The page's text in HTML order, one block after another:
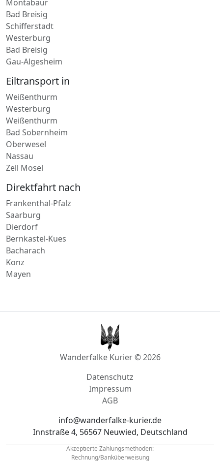
Montabaur
Bad Breisig
Schifferstadt
Westerburg
Bad Breisig
Gau-Algesheim
Eiltransport in
Weißenthurm
Westerburg
Weißenthurm
Bad Sobernheim
Oberwesel
Nassau
Zell Mosel
Direktfahrt nach
Frankenthal-Pfalz
Saarburg
Dierdorf
Bernkastel-Kues
Bacharach
Konz
Mayen
Wanderfalke Kurier © 2026
Datenschutz
Impressum
AGB
info@wanderfalke-kurier.de
Innstraße 4, 56567 Neuwied, Deutschland
Akzeptierte Zahlungsmethoden:
Rechnung/Banküberweisung